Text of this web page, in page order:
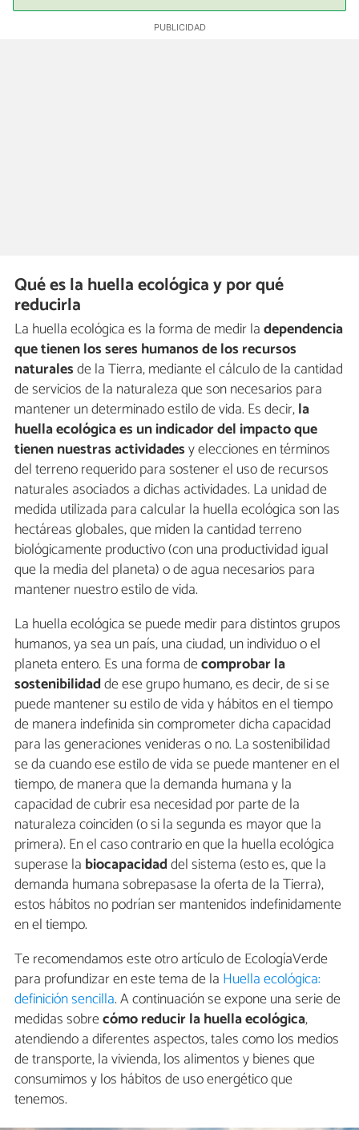
Qué es la huella ecológica y por qué
reducirla
La huella ecológica es la forma de medir ladependencia
que tienen los seres humanos de los recursos
naturalesde la Tierra, mediante el cálculo de la cantidad
de servicios de la naturaleza que son necesarios para
mantener un determinado estilo de vida. Es decir,la
huella ecológica es un indicador del impacto que
tienen nuestrasactividadesy elecciones en términos
del terreno requerido para sostener el uso de recursos
naturales asociados a dichas actividades. La unidad de
medida utilizada para calcular la huella ecológica son las
hectáreas globales, que miden la cantidad terreno
biológicamente productivo (con una productividad igual
que la media del planeta) o de agua necesarios para
mantener nuestro estilo de vida.
La huella ecológica se puede medir para distintos grupos
humanos, ya sea un país, una ciudad, un individuo o el
planeta entero. Es una forma decomprobar la
sostenibilidadde ese grupo humano, es decir, de si se
puede mantener su estilo de vida y hábitos en el tiempo
de manera indefinida sin comprometer dicha capacidad
para las generaciones venideras o no. La sostenibilidad
se da cuando ese estilo de vida se puede mantener en el
tiempo, de manera que la demanda humana y la
capacidad de cubrir esa necesidad por parte de la
naturaleza coinciden (o si la segunda es mayor que la
primera). En el caso contrario en que la huella ecológica
superase la biocapacidaddel sistema (esto es, que la
demanda humana sobrepasase la oferta de la Tierra),
estos hábitos no podrían ser mantenidos indefinidamente
en el tiempo.
Te recomendamos este otro artículo de EcologíaVerde
para profundizar en este tema de la Huella ecológica:
definición sencilla. A continuación se expone una serie de
medidas sobrecómo reducir la huella ecológica,
atendiendo a diferentes aspectos, tales como los medios
de transporte, la vivienda, los alimentos y bienes que
consumimos y los hábitos de uso energético que
tenemos.